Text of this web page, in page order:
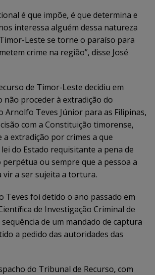
é que impõe, é que determina e
interessa alguém dessa natureza
Leste se torne o paraíso para
crime na região”, disse José
de Timor-Leste decidiu em
não proceder à extradição do
Arnolfo Teves Júnior para as Filipinas,
com a Constituição timorense,
extradição por crimes a que
do Estado requisitante a pena de
ou sempre que a pessoa a
vir a ser sujeita a tortura.
Teves foi detido o ano passado em
de Investigação Criminal de
de um mandado de captura
a pedido das autoridades das
do Tribunal de Recurso, com